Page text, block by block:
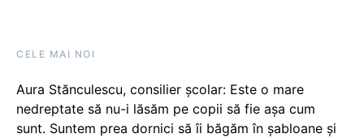
CELE MAI NOI
Aura Stănculescu, consilier școlar: Este o mare
nedreptate să nu-i lăsăm pe copii să fie așa cum
sunt. Suntem prea dornici să îi băgăm în șabloane și